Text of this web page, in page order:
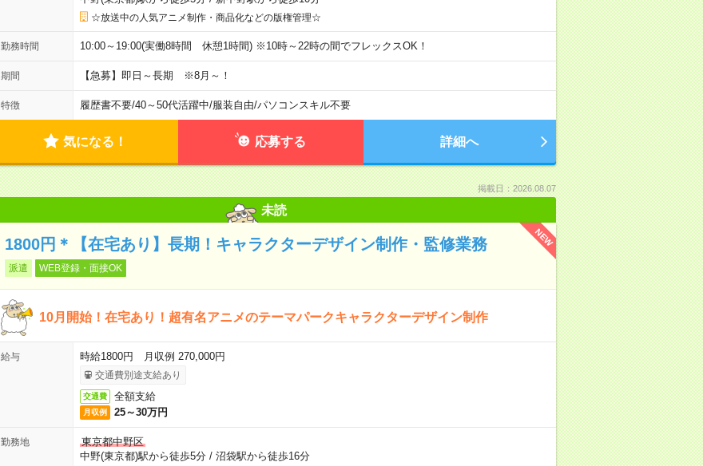
☆放送中の人気アニメ制作・商品化などの版権管理☆
勤務時間 10:00～19:00(実働8時間 休憩1時間) ※10時～22時の間でフレックスOK！
期間 【急募】即日～長期 ※8月～！
特徴 履歴書不要/40～50代活躍中/服装自由/パソコンスキル不要
気になる！ 応募する 詳細へ
掲載日：2026.08.07
未読
NEW
1800円＊【在宅あり】長期！キャラクターデザイン制作・監修業務
派遣 WEB登録・面接OK
10月開始！在宅あり！超有名アニメのテーマパークキャラクターデザイン制作
給与 時給1800円 月収例 270,000円
交通費別途支給あり
交通費 全額支給
月収例 25～30万円
勤務地
東京都中野区
中野(東京都)駅から徒歩5分/ 沼袋駅から徒歩16分